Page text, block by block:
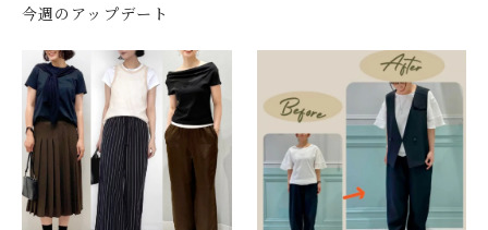
今週のアップデート